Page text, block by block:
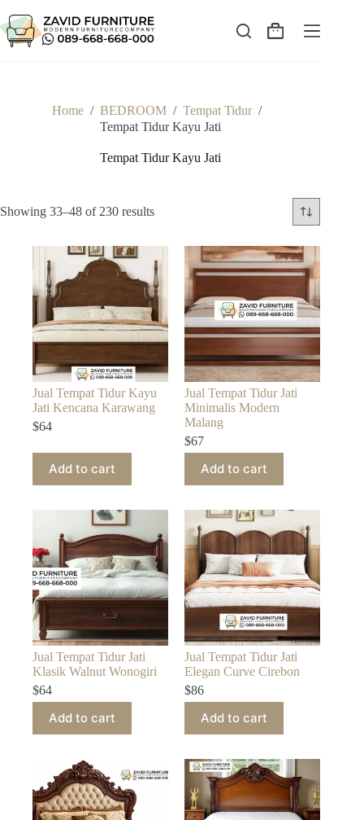
to
content
Shopping
Home / BEDROOM / Tempat Tidur /
Tempat Tidur Kayu Jati
Tempat Tidur Kayu Jati
Showing 33–48 of 230 resultsSorted
Jual Tempat Tidur Kayu
Jati Kencana Karawang
$64
Add to cart
Jual Tempat Tidur Jati
Minimalis Modern
Malang
$67
Add to cart
Jual Tempat Tidur Jati
Klasik Walnut Wonogiri
$64
Add to cart
Jual Tempat Tidur Jati
Elegan Curve Cirebon
$86
Add to cart